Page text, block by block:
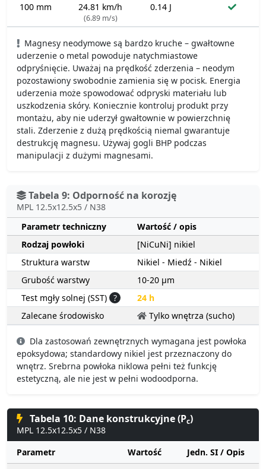
100 mm 24.81 km/h
(6.89 m/s)
0.14 J
Magnesy neodymowe są bardzo kruche – gwałtowne
uderzenie o metal powoduje natychmiastowe
odpryśnięcie. Uważaj na prędkość zderzenia – neodym
pozostawiony swobodnie zamienia się w pocisk. Energia
uderzenia może spowodować odpryski materiału lub
uszkodzenia skóry. Koniecznie kontroluj produkt przy
montażu, aby nie uderzył gwałtownie w powierzchnię
stali. Zderzenie z dużą prędkością niemal gwarantuje
destrukcję magnesu. Używaj gogli BHP podczas
manipulacji z dużymi magnesami.
Tabela 9: Odporność na korozję
MPL 12.5x12.5x5 / N38
Parametr techniczny
Wartość / opis
Rodzaj powłoki
[NiCuNi] nikiel
Struktura warstw
Nikiel - Miedź - Nikiel
Grubość warstwy
10-20 µm
Test mgły solnej (SST) ?
24 h
Zalecane środowisko
Tylko wnętrza (sucho)
Dla zastosowań zewnętrznych wymagana jest powłoka
epoksydowa; standardowy nikiel jest przeznaczony do
wnętrz. Srebrna powłoka niklowa pełni też funkcję
estetyczną, ale nie jest w pełni wodoodporna.
Tabela 10: Dane konstrukcyjne (Pc)
MPL 12.5x12.5x5 / N38
Parametr
Wartość
Jedn. SI / Opis